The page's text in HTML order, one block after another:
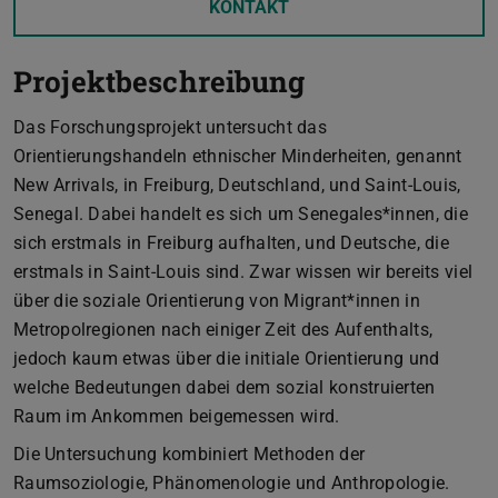
KONTAKT
Projektbeschreibung
Das Forschungsprojekt untersucht das
Orientierungshandeln ethnischer Minderheiten, genannt
New Arrivals, in Freiburg, Deutschland, und Saint-Louis,
Senegal. Dabei handelt es sich um Senegales*innen, die
sich erstmals in Freiburg aufhalten, und Deutsche, die
erstmals in Saint-Louis sind. Zwar wissen wir bereits viel
über die soziale Orientierung von Migrant*innen in
Metropolregionen nach einiger Zeit des Aufenthalts,
jedoch kaum etwas über die initiale Orientierung und
welche Bedeutungen dabei dem sozial konstruierten
Raum im Ankommen beigemessen wird.
Die Untersuchung kombiniert Methoden der
Raumsoziologie, Phänomenologie und Anthropologie.